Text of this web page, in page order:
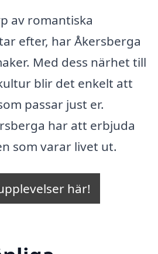
av romantiska
efter, har Åkersberga
Med dess närhet till
blir det enkelt att
passar just er.
har att erbjuda
som varar livet ut.
här!